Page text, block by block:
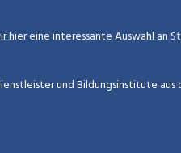
eine interessante Auswahl
und Bildungsinstitute